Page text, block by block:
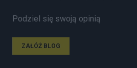
Podziel się swoją opinią
ZAŁÓŻ BLOG